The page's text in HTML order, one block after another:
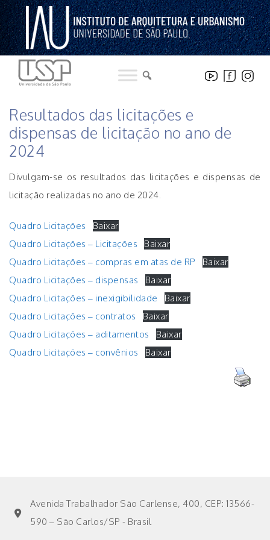
Pular
para
o
conteúdo
Resultados das licitações e
dispensas de licitação no ano de
2024
Divulgam-se os resultados das licitações e dispensas de
licitação realizadas no ano de 2024.
Quadro Licitações
Baixar
Quadro Licitações – Licitações
Baixar
Quadro Licitações – compras em atas de RP
Baixar
Quadro Licitações – dispensas
Baixar
Quadro Licitações – inexigibilidade
Baixar
Quadro Licitações – contratos
Baixar
Quadro Licitações – aditamentos
Baixar
Quadro Licitações – convênios
Baixar
Avenida Trabalhador São Carlense, 400, CEP: 13566-
590 – São Carlos/SP - Brasil